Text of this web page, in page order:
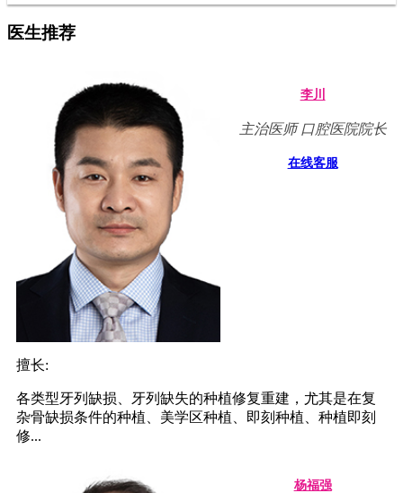
医生推荐
李川
主治医师 口腔医院院长
在线客服
擅长:
各类型牙列缺损、牙列缺失的种植修复重建，尤其是在复
杂骨缺损条件的种植、美学区种植、即刻种植、种植即刻
修...
杨福强